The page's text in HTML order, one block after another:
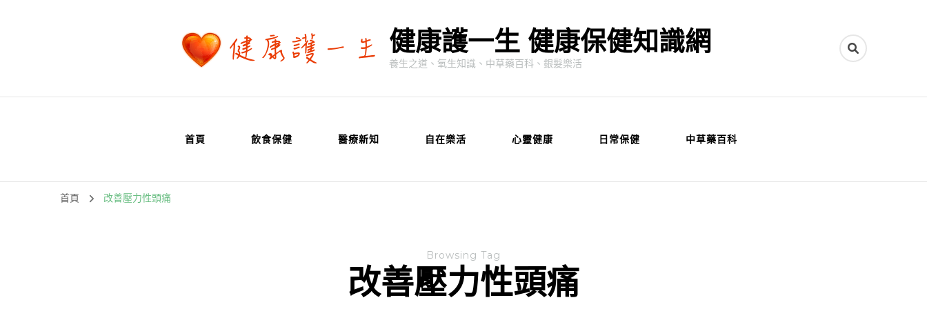
健康護一生 健康保健知識網
養生之道、氧生知識、中草藥百科、銀髮樂活
首頁 飲食保健 醫療新知 自在樂活 心靈健康 日常保健 中草藥百科
首頁 改善壓力性頭痛
Browsing Tag
改善壓力性頭痛